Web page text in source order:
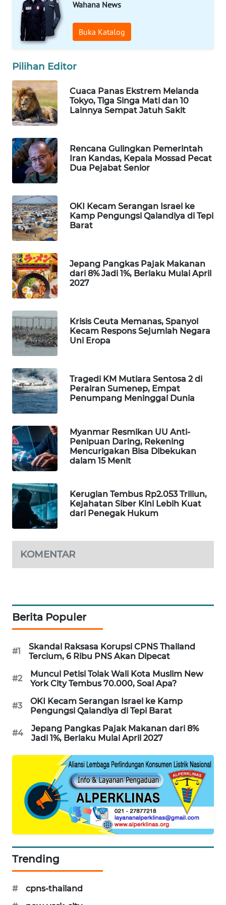
Wahana News
Buka Katalog
Pilihan Editor
Cuaca Panas Ekstrem Melanda
Tokyo, Tiga Singa Mati dan 10
Lainnya Sempat Jatuh Sakit
Rencana Gulingkan Pemerintah
Iran Kandas, Kepala Mossad Pecat
Dua Pejabat Senior
OKI Kecam Serangan Israel ke
Kamp Pengungsi Qalandiya di Tepi
Barat
Jepang Pangkas Pajak Makanan
dari 8% Jadi 1%, Berlaku Mulai April
2027
Krisis Ceuta Memanas, Spanyol
Kecam Respons Sejumlah Negara
Uni Eropa
Tragedi KM Mutiara Sentosa 2 di
Perairan Sumenep, Empat
Penumpang Meninggal Dunia
Myanmar Resmikan UU Anti-
Penipuan Daring, Rekening
Mencurigakan Bisa Dibekukan
dalam 15 Menit
Kerugian Tembus Rp2.053 Triliun,
Kejahatan Siber Kini Lebih Kuat
dari Penegak Hukum
KOMENTAR
Berita Populer
#1
Skandal Raksasa Korupsi CPNS Thailand
Tercium, 6 Ribu PNS Akan Dipecat
#2
Muncul Petisi Tolak Wali Kota Muslim New
York City Tembus 70.000, Soal Apa?
#3
OKI Kecam Serangan Israel ke Kamp
Pengungsi Qalandiya di Tepi Barat
#4
Jepang Pangkas Pajak Makanan dari 8%
Jadi 1%, Berlaku Mulai April 2027
Trending
#
cpns-thailand
WAHANA
LISTRIK
WAHANA
TRAVEL
WAHANA
TV
WAHANANEWS
ID
WAHANANEWS
CO ID
WAHANANEWS
NET
WAHANA
WAHANA
UMKM
WAHANA
SELEB
WAHANA
WAHANA
OTOMOTIF
WAHANA
HEALTH
WAHANA
DESA
WISATA
LAPAK
WAHANA
Wahana
Network
MASYARAKAT
KELISTRIKAN
WALINKI
ID
MAWAKA
ID
MARTABAT
NET
WATCH
MKLI
LPKKI
LKKI
KOPEKLIN